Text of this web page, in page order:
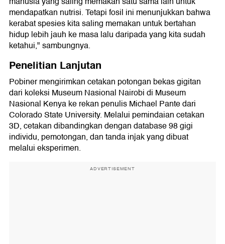
mendapatkan nutrisi. Tetapi fosil ini menunjukkan bahwa
kerabat spesies kita saling memakan untuk bertahan
hidup lebih jauh ke masa lalu daripada yang kita sudah
ketahui," sambungnya.
Penelitian Lanjutan
Pobiner mengirimkan cetakan potongan bekas gigitan
dari koleksi Museum Nasional Nairobi di Museum
Nasional Kenya ke rekan penulis Michael Pante dari
Colorado State University. Melalui pemindaian cetakan
3D, cetakan dibandingkan dengan database 98 gigi
individu, pemotongan, dan tanda injak yang dibuat
melalui eksperimen.
ADVERTISEMENT